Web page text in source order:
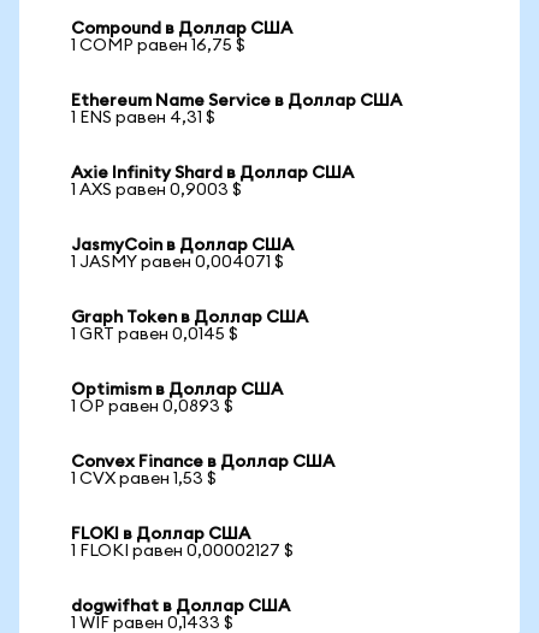
Compound в Доллар США
1 COMP равен 16,75 $
Ethereum Name Service в Доллар США
1 ENS равен 4,31 $
Axie Infinity Shard в Доллар США
1 AXS равен 0,9003 $
JasmyCoin в Доллар США
1 JASMY равен 0,004071 $
Graph Token в Доллар США
1 GRT равен 0,0145 $
Optimism в Доллар США
1 OP равен 0,0893 $
Convex Finance в Доллар США
1 CVX равен 1,53 $
FLOKI в Доллар США
1 FLOKI равен 0,00002127 $
dogwifhat в Доллар США
1 WIF равен 0,1433 $